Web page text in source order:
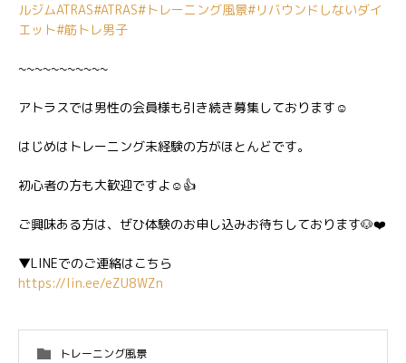
ルジムATRAS#ATRAS#トレーニング風景#リバウンドしないダイ
エット#筋トレ男子
~~~~~~~~~~~
アトラスでは男性の会員様も引き続き募集しております☺️
はじめはトレーニング未経験の方がほとんどです。
初心者の方も大歓迎ですよ☺️👍
ご興味ある方は、ぜひ体験のお申し込みお待ちしております🐶❤️
▼LINEでのご連絡はこちら
https://lin.ee/eZU8WZn
トレーニング風景